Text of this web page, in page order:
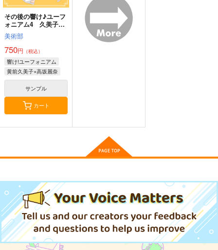
肉最高!
作品詳細
貴方様が「忘れてほし
たので 婚約破棄され
た私が、従者から溺愛
されるなんて 1
890円（税込）
作品詳細
790円（税込）
作品詳細
その後の響け♪ユーフ
ォニアム4 久美子先
生のディスコ・キッド
美術部
750円 （税込）
響け!ユーフォニアム
黄前久美子×高坂麗奈
サンプル
カート